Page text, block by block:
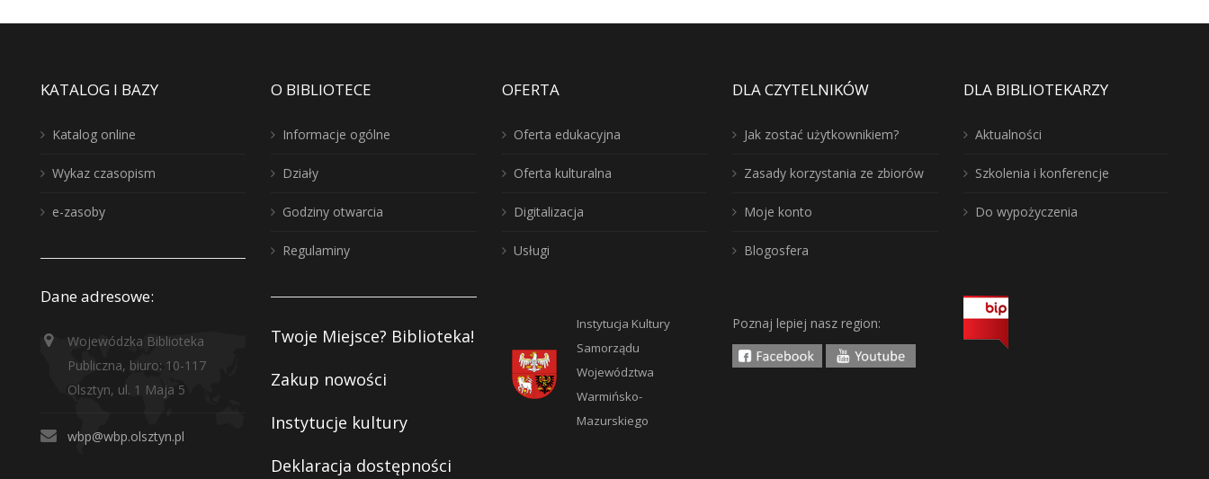
KATALOG I BAZY
Katalog online
Wykaz czasopism
e-zasoby
Dane adresowe:
Wojewódzka Biblioteka
Publiczna, biuro: 10-117
Olsztyn, ul. 1 Maja 5
wbp@wbp.olsztyn.pl
O BIBLIOTECE
Informacje ogólne
Działy
Godziny otwarcia
Regulaminy
Twoje Miejsce? Biblioteka!
Zakup nowości
Instytucje kultury
Deklaracja dostępności
OFERTA
Oferta edukacyjna
Oferta kulturalna
Digitalizacja
Usługi
Instytucja Kultury
Samorządu
Województwa
Warmińsko-
Mazurskiego
DLA CZYTELNIKÓW
Jak zostać użytkownikiem?
Zasady korzystania ze zbiorów
Moje konto
Blogosfera
Poznaj lepiej nasz region:
DLA BIBLIOTEKARZY
Aktualności
Szkolenia i konferencje
Do wypożyczenia